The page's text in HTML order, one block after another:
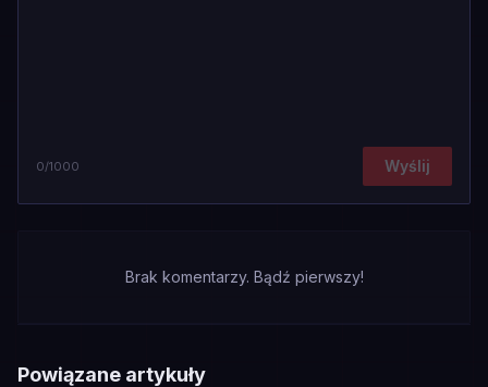
0/1000 Wyślij
Brak komentarzy. Bądź pierwszy!
Powiązane artykuły